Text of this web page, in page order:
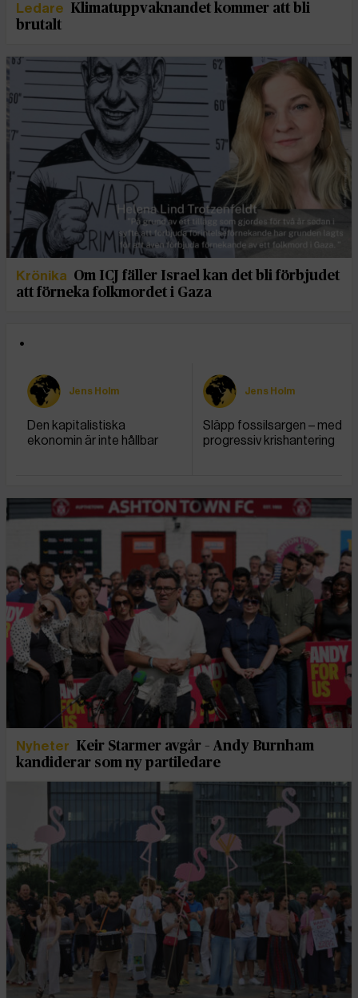
Ledare Klimatuppvaknandet kommer att bli
brutalt
Krönika Om ICJ fäller Israel kan det bli förbjudet
att förneka folkmordet i Gaza
•
Jens Holm
Den kapitalistiska
ekonomin är inte hållbar
Jens Holm
Släpp fossilsargen – med
progressiv krishantering
Nyheter Keir Starmer avgår – Andy Burnham
kandiderar som ny partiledare